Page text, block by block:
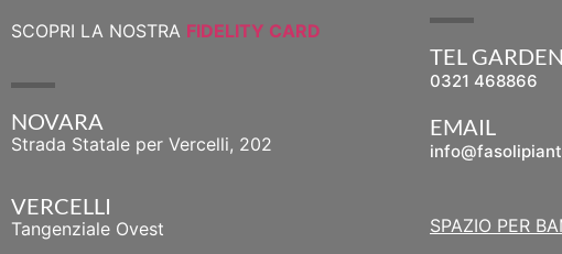
SCOPRI LA NOSTRA FIDELITY CARD
NOVARA
Strada Statale per Vercelli, 202
VERCELLI
Tangenziale Ovest
TEL GARDEN
0321 468866
EMAIL
SPAZIO PER